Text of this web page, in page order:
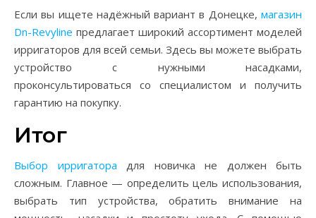
Если вы ищете надёжный вариант в Донецке, магазин
Dn-Revyline предлагает широкий ассортимент моделей
ирригаторов для всей семьи. Здесь вы можете выбрать
устройство с нужными насадками,
проконсультироваться со специалистом и получить
гарантию на покупку.
Итог
Выбор ирригатора для новичка не должен быть
сложным. Главное — определить цель использования,
выбрать тип устройства, обратить внимание на